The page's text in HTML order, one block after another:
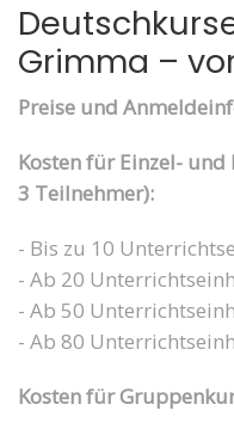
Grimma –
Preise und
Kosten für Einzel-
3 Teilnehmer):
- Bis zu 10
- Ab 20
- Ab 50
- Ab 80
Kosten für